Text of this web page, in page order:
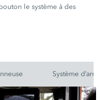
le système à des
Système